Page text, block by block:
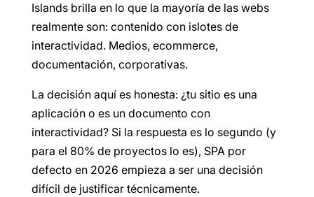
Islands brilla en lo que la mayoría de las webs
realmente son: contenido con islotes de
interactividad. Medios, ecommerce,
documentación, corporativas.
La decisión aquí es honesta: ¿tu sitio es una
aplicación o es un documento con
interactividad? Si la respuesta es lo segundo (y
para el 80% de proyectos lo es), SPA por
defecto en 2026 empieza a ser una decisión
difícil de justificar técnicamente.